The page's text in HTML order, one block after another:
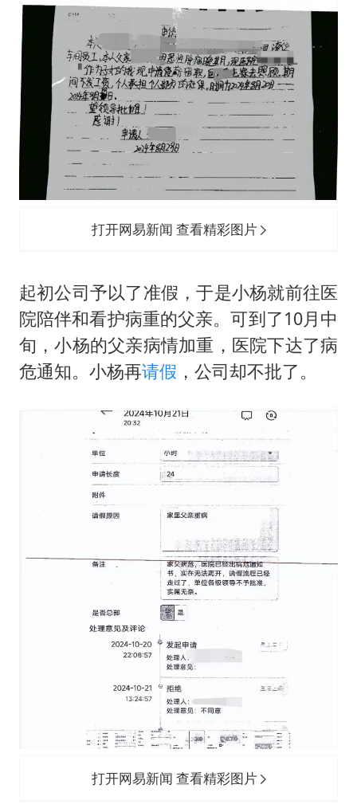
暴雨预报为何有时感觉不准
打开网易新闻 查看精彩图片
起初公司予以了准假，于是小杨就前往医
院陪伴和看护病重的父亲。可到了10月中
旬，小杨的父亲病情加重，医院下达了病
危通知。小杨再请假 ，公司却不批了。
打开网易新闻 查看精彩图片